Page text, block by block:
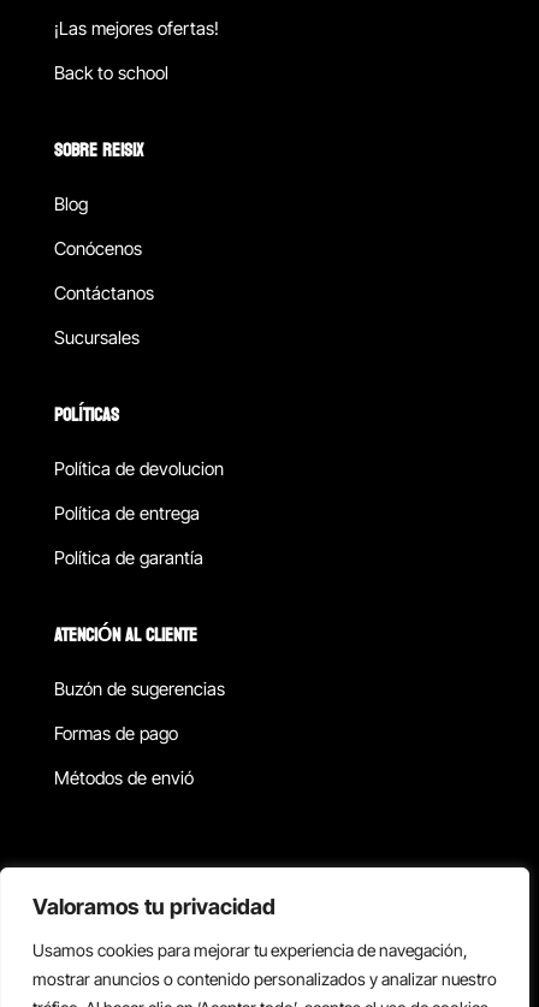
Valoramos tu privacidad
Usamos cookies para mejorar tu experiencia de navegación,
mostrar anuncios o contenido personalizados y analizar nuestro
¡Las mejores ofertas!
Back to school
SOBRE REISIX
Blog
Conócenos
Contáctanos
Sucursales
POLÍTICAS
Política de devolucion
Política de entrega
Política de garantía
ATENCIÓN AL CLIENTE
Buzón de sugerencias
Formas de pago
Métodos de envió
Copyright © 2026 Reisix. Todos los derechos reservados.